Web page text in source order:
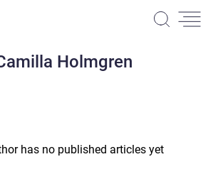
Holmgren
has no published articles yet